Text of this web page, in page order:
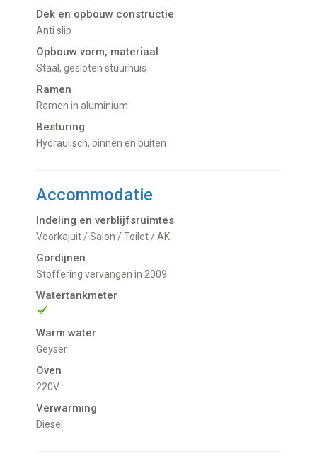
Dek en opbouw constructie
Anti slip
Opbouw vorm, materiaal
Staal, gesloten stuurhuis
Ramen
Ramen in aluminium
Besturing
Hydraulisch, binnen en buiten
Accommodatie
Indeling en verblijfsruimtes
Voorkajuit / Salon / Toilet / AK
Gordijnen
Stoffering vervangen in 2009
Watertankmeter
Warm water
Geyser
Oven
220V
Verwarming
Diesel